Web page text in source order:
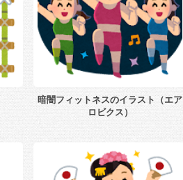
暗闇フィットネスのイラスト（エア
ロビクス）